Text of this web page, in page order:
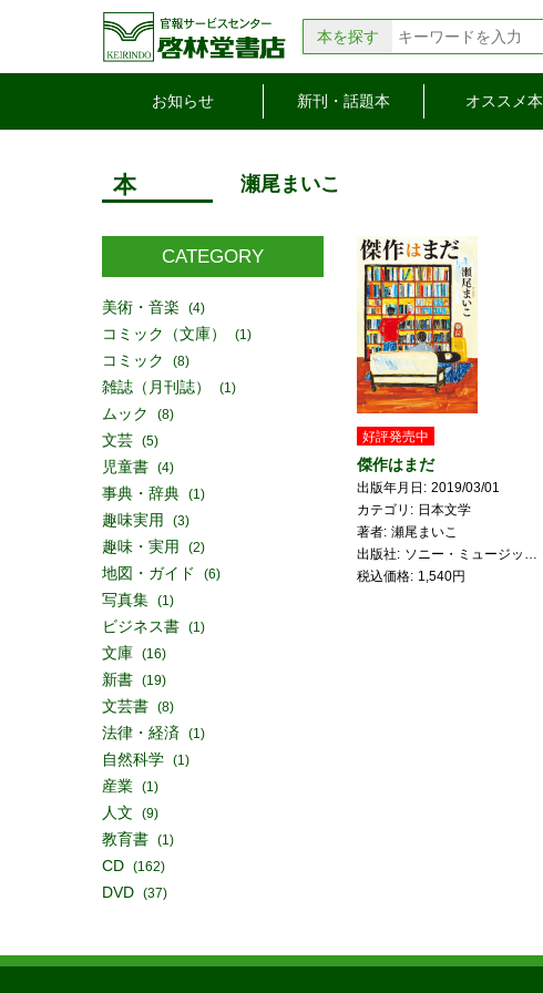
本を探す
お知らせ 新刊・話題本 オススメ本
本 瀬尾まいこ
好評発売中
傑作はまだ
出版年月日
2019/03/01
カテゴリ
日本文学
著者 瀬尾まいこ
出版社
税込価格
1,540円
CATEGORY
美術・音楽 (4)
コミック（文庫） (1)
コミック (8)
雑誌（月刊誌） (1)
ムック (8)
文芸 (5)
児童書 (4)
事典・辞典 (1)
趣味実用 (3)
趣味・実用 (2)
地図・ガイド (6)
写真集 (1)
ビジネス書 (1)
文庫 (16)
新書 (19)
文芸書 (8)
法律・経済 (1)
自然科学 (1)
産業 (1)
人文 (9)
教育書 (1)
CD (162)
DVD (37)